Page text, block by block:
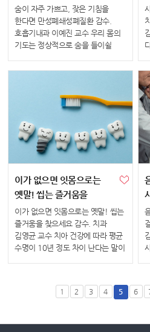
만성폐쇄성페질환
숨이 자주 가쁘고, 잦은 기침을
한다면 만성폐쇄성폐질환 감수.
호흡기내과 이예진 교수 우리 몸의
기도는 정상적으로 숨을 들이쉴
좁아집니다. 그런데 숨을 내쉴 때
일상생활이 어려울 정도로 호흡이
1
5
이가 없으면 잇몸으로는
옛말! 씹는 즐거움을
찾으세요
이가 없으면 잇몸으로는 옛말! 씹는
즐거움을 찾으세요 감수. 치과
김영균 교수 치아 건강에 따라 평균
수명이 10년 정도 차이 난다는 말이
섭취가 어려워지며 건강문제가
생기기 쉽기 때문입니다. ...
1 2 3 4 5 6